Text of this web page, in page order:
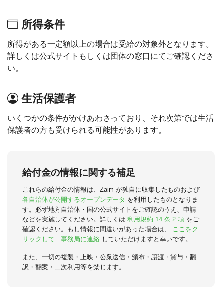
所得条件
所得がある一定額以上の場合は受給の対象外となります。
詳しくは公式サイトもしくは団体の窓口にてご確認くださ
い。
生活保護者
いくつかの条件がかけあわさっており、それ次第では生活
保護者の方も受けられる可能性があります。
給付金の情報に関する補足
これらの給付金の情報は、Zaim が独自に収集したものおよび
各自治体が公開するオープンデータ を利用したものとなりま
す。必ず地方自治体・国の公式サイトをご確認のうえ、申請
などを実施してください。詳しくは 利用規約 14 条 2 項 をご
確認ください。もし情報に間違いがあった場合は、
ここをク
リックして、事務局に連絡 していただけますと幸いです。
また、一切の複製・上映・公衆送信・頒布・譲渡・貸与・翻
訳・翻案・二次利用等を禁じます。